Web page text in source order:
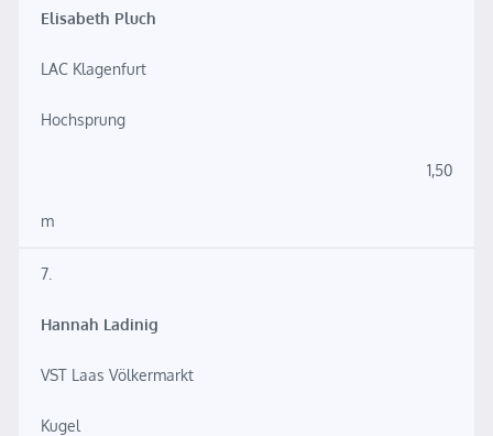
Elisabeth Pluch
LAC Klagenfurt
Hochsprung
1,50
m
7.
Hannah Ladinig
VST Laas Völkermarkt
Kugel